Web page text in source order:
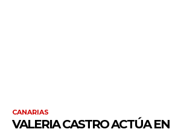
CANARIAS
VALERIA CASTRO ACTÚA EN